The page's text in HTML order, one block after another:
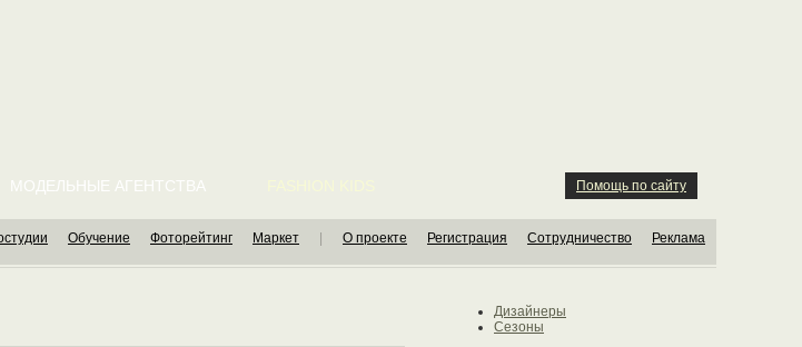
МОДЕЛЬНЫЕ АГЕНТСТВА Помощь по сайту
Обучение Фоторейтинг Маркет О проекте Регистрация Сотрудничество Реклама
Дизайнеры
Сезоны